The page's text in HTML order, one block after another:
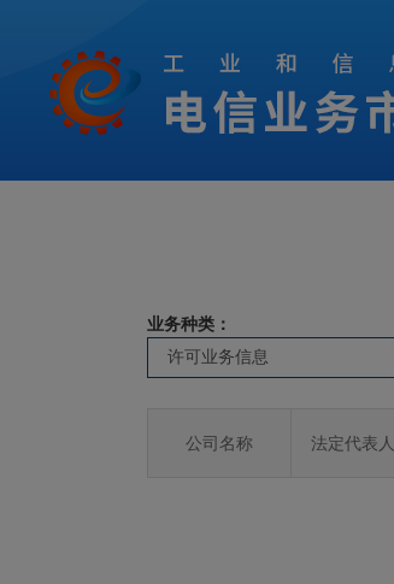
业务种类：
公司名称 法定代表人